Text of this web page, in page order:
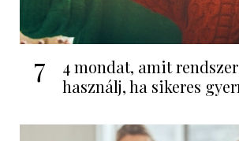
7
4 mondat, amit
használj, ha sikeres